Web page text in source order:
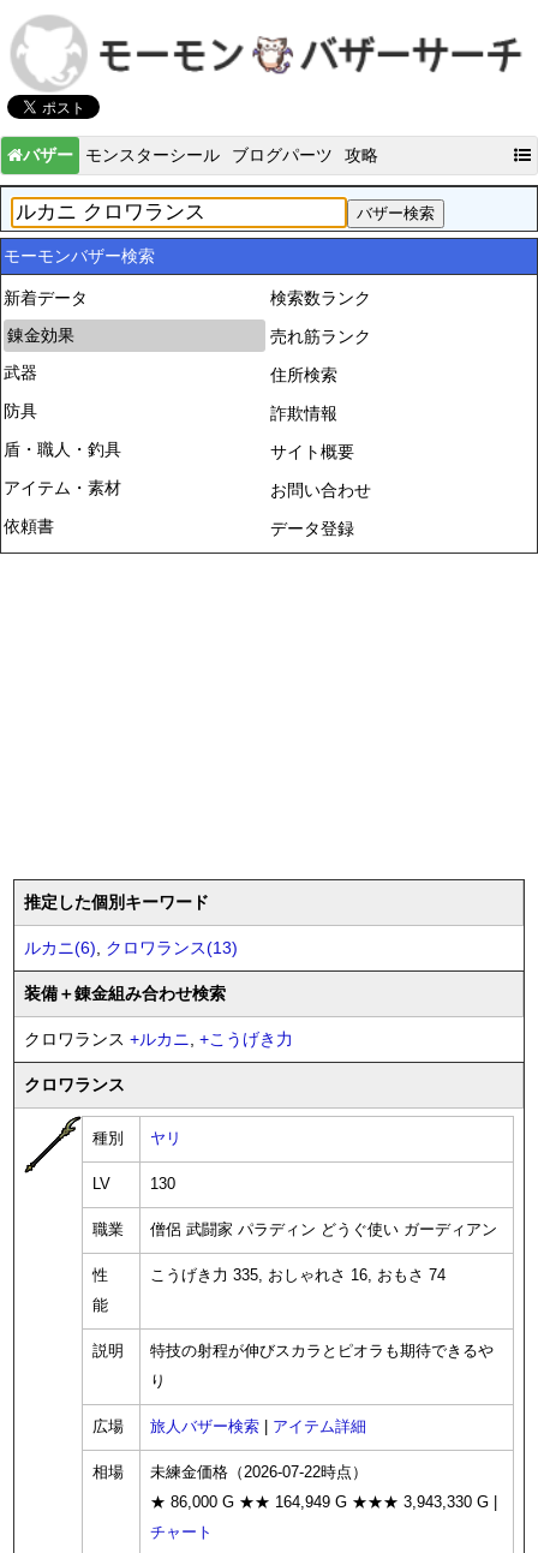
バザー モンスターシール ブログパーツ 攻略
モーモンバザー検索
新着データ
錬金効果
武器
防具
盾・職人・釣具
アイテム・素材
依頼書
検索数ランク
売れ筋ランク
住所検索
詐欺情報
サイト概要
お問い合わせ
データ登録
推定した個別キーワード
ルカニ(6), クロワランス(13)
装備＋錬金組み合わせ検索
クロワランス +ルカニ, +こうげき力
クロワランス
種別 ヤリ
LV 130
職業 僧侶 武闘家 パラディン どうぐ使い ガーディアン
性
能
こうげき力 335, おしゃれさ 16, おもさ 74
説明
特技の射程が伸びスカラとピオラも期待できるや
り
広場 旅人バザー検索 アイテム詳細
相場
未練金価格（2026-07-22時点）
★ 86,000 G ★★ 164,949 G ★★★ 3,943,330 G |
チャート